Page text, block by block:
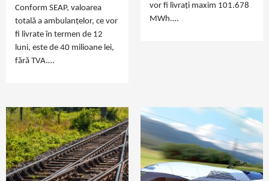
Conform SEAP, valoarea
totală a ambulanțelor, ce vor
fi livrate în termen de 12
luni, este de 40 milioane lei,
fără TVA.…
vor fi livrați maxim 101.678
MWh.…